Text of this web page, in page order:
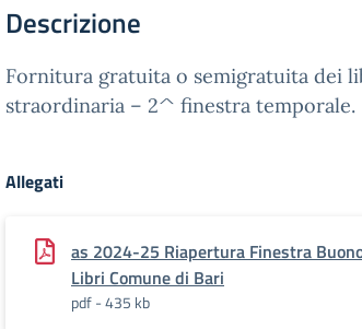
Descrizione
Fornitura gratuita o semigratuita dei
straordinaria – 2^ finestra temporale.
Allegati
as 2024-25 Riapertura Finestra
Libri Comune di Bari
pdf - 435 kb